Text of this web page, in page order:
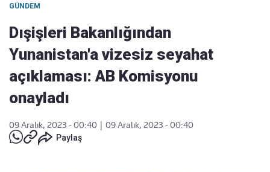
GÜNDEM
Dışişleri Bakanlığından
Yunanistan'a vizesiz seyahat
açıklaması: AB Komisyonu
onayladı
09 Aralık, 2023 - 00:40
09 Aralık, 2023 - 00:40
Paylaş